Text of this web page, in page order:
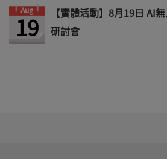
Aug
19
【實體活動】8月19日 AI
研討會